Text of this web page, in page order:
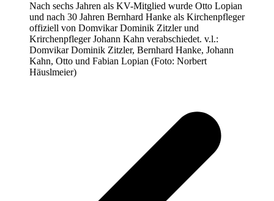
Nach sechs Jahren als KV-Mitglied wurde Otto Lopian
und nach 30 Jahren Bernhard Hanke als Kirchenpfleger
offiziell von Domvikar Dominik Zitzler und
Krirchenpfleger Johann Kahn verabschiedet. v.l.:
Domvikar Dominik Zitzler, Bernhard Hanke, Johann
Kahn, Otto und Fabian Lopian (Foto: Norbert
Häuslmeier)